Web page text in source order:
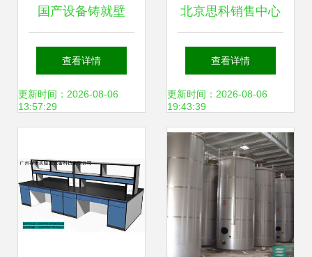
国产设备铸就壁
垒，新能源材料新
星海伟电子
港股引关注，网络
设备销售业务成亮
查看详情
更新时间：2026-08-06
13:57:29
北京思科销售中心
汇泽致远——网络
设备销售的专业之
选
查看详情
更新时间：2026-08-06
19:43:39